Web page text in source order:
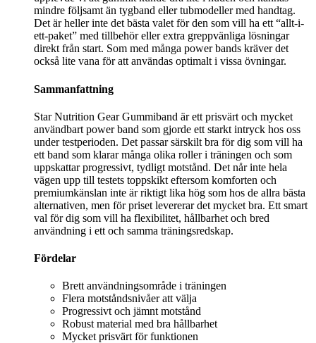
mindre följsamt än tygband eller tubmodeller med handtag.
Det är heller inte det bästa valet för den som vill ha ett “allt-i-
ett-paket” med tillbehör eller extra greppvänliga lösningar
direkt från start. Som med många power bands kräver det
också lite vana för att användas optimalt i vissa övningar.
Sammanfattning
Star Nutrition Gear Gummiband är ett prisvärt och mycket
användbart power band som gjorde ett starkt intryck hos oss
under testperioden. Det passar särskilt bra för dig som vill ha
ett band som klarar många olika roller i träningen och som
uppskattar progressivt, tydligt motstånd. Det når inte hela
vägen upp till testets toppskikt eftersom komforten och
premiumkänslan inte är riktigt lika hög som hos de allra bästa
alternativen, men för priset levererar det mycket bra. Ett smart
val för dig som vill ha flexibilitet, hållbarhet och bred
användning i ett och samma träningsredskap.
Fördelar
Brett användningsområde i träningen
Flera motståndsnivåer att välja
Progressivt och jämnt motstånd
Robust material med bra hållbarhet
Mycket prisvärt för funktionen